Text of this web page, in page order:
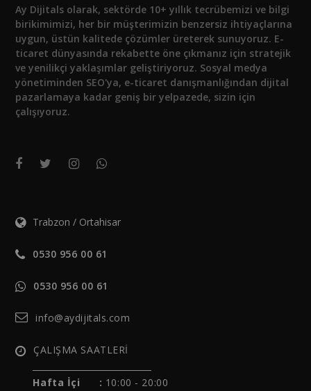
Ay Dijitals olarak, sektörde 10+ yıllık tecrübemizi ve bilgi
birikimimizi, her bir müşterimizin benzersiz ihtiyaçlarına
uygun, üstün kalitede çözümler üreterek sunuyoruz. E-
ticaret dünyasında rekabette öne çıkmanız için stratejik
ve yenilikçi yaklaşımlar geliştiriyoruz. Sosyal medya
yönetiminden SEO'ya, e-ticaret danışmanlığından dijital
pazarlamaya kadar geniş bir yelpazede, sizin için
çalışıyoruz.
Trabzon / Ortahisar
0530 956 00 61
0530 956 00 61
info@aydijitals.com
ÇALIŞMA SAATLERİ
Hafta İçi : 10:00 - 20:00